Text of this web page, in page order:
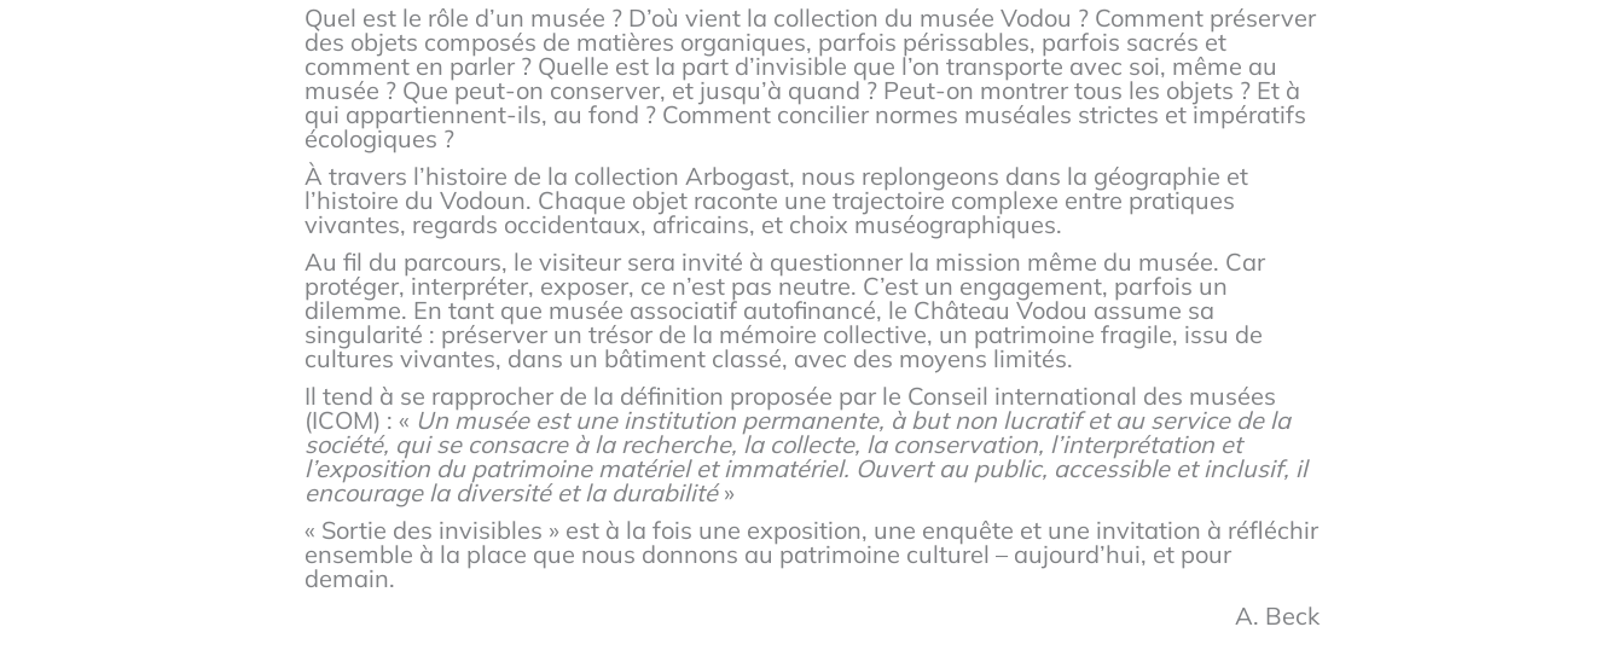
Quel est le rôle d’un musée ? D’où vient la collection du musée Vodou ? Comment préserver
des objets composés de matières organiques, parfois périssables, parfois sacrés et
comment en parler ? Quelle est la part d’invisible que l’on transporte avec soi, même au
musée ? Que peut-on conserver, et jusqu’à quand ? Peut-on montrer tous les objets ? Et à
qui appartiennent-ils, au fond ? Comment concilier normes muséales strictes et impératifs
écologiques ?
À travers l’histoire de la collection Arbogast, nous replongeons dans la géographie et
l’histoire du Vodoun. Chaque objet raconte une trajectoire complexe entre pratiques
vivantes, regards occidentaux, africains, et choix muséographiques.
Au fil du parcours, le visiteur sera invité à questionner la mission même du musée. Car
protéger, interpréter, exposer, ce n’est pas neutre. C’est un engagement, parfois un
dilemme. En tant que musée associatif autofinancé, le Château Vodou assume sa
singularité : préserver un trésor de la mémoire collective, un patrimoine fragile, issu de
cultures vivantes, dans un bâtiment classé, avec des moyens limités.
Il tend à se rapprocher de la définition proposée par le Conseil international des musées
(ICOM) : « Un musée est une institution permanente, à but non lucratif et au service de la
société, qui se consacre à la recherche, la collecte, la conservation, l’interprétation et
l’exposition du patrimoine matériel et immatériel. Ouvert au public, accessible et inclusif, il
encourage la diversité et la durabilité»
« Sortie des invisibles » est à la fois une exposition, une enquête et une invitation à réfléchir
ensemble à la place que nous donnons au patrimoine culturel – aujourd’hui, et pour
demain.
A. Beck